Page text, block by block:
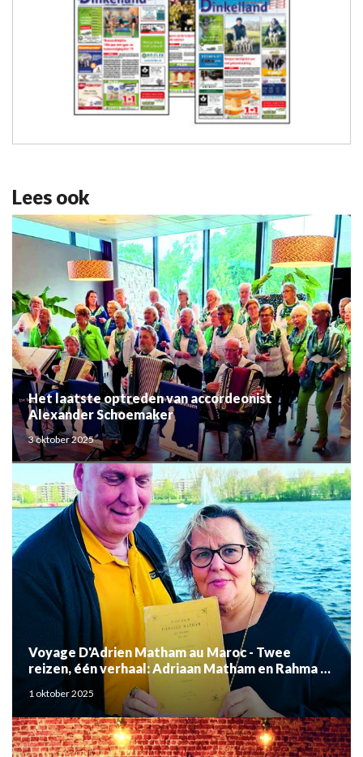
Lees ook
Het laatste optreden van accordeonist
Alexander Schoemaker
3 oktober 2025
Voyage D'Adrien Matham au Maroc - Twee
reizen, één verhaal: Adriaan Matham en Rahma el
Mouden
1 oktober 2025